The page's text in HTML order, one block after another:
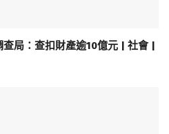
局：查扣財產逾10億元 | 社會 |